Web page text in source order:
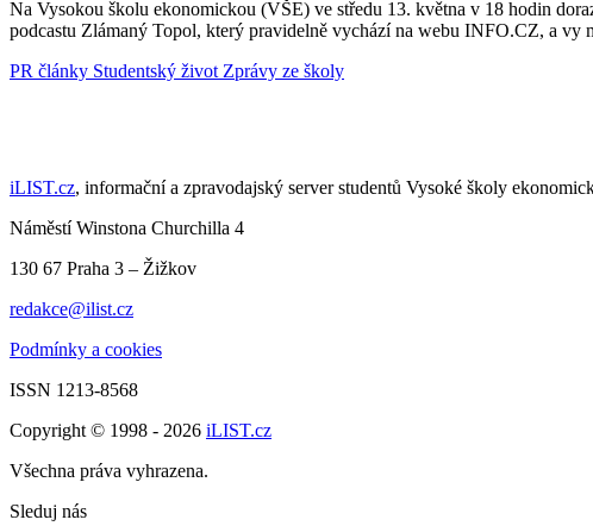
Na Vysokou školu ekonomickou (VŠE) ve středu 13. května v 18 hodin
podcastu Zlámaný Topol, který pravidelně vychází na webu INFO.CZ, a
PR články Studentský život Zprávy ze školy
iLIST.cz, informační a zpravodajský server studentů Vysoké školy
Náměstí Winstona Churchilla 4
130 67 Praha 3 – Žižkov
redakce@ilist.cz
Podmínky a cookies
ISSN 1213-8568
Copyright © 1998 - 2026 iLIST.cz
Všechna práva vyhrazena.
Sleduj nás